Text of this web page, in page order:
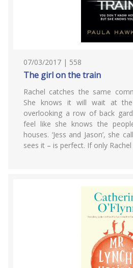
07/03/2017 | 558
The girl on the train
Rachel catches the same
She knows it will wait at
overlooking a row of back
feel like she knows the
houses. ‘Jess and Jason’, she
sees it – is perfect. If only